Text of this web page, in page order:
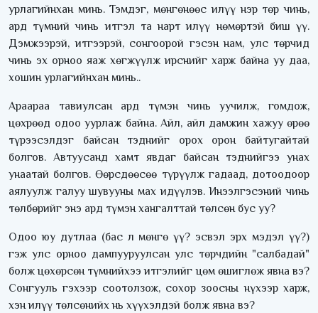
урлагийнхан минь. Тэмдэг, мөнгөнөөс илүү нэр төр чинь,
ард түмний чинь итгэл та нарт илүү нөмөртэй биш үү.
Дэмжээрэй, итгээрэй, сонгоорой гэсэн нам, улс төрчид
чинь эх орноо яаж хөгжүүлж ирснийг харж байна уу даа,
хошин урлагийнхан минь..
Араараа тавиулсан ард түмэн чинь уучилж, гомдож,
цөхрөөд одоо уурлаж байна. Айл, айл дамжин хажуу өрөө
түрээсэлдэг байсан тэднийг орох орон байтугайтай
болгов. Автуусанд хамт явдаг байсан тэднийгээ унах
унаатай болгов. Өөрсдөөсөө түрүүлж гадаад, дотоодоор
аялуулж галуу шувууны мах идүүлэв. Инээлгэсэний чинь
төлбөрийг энэ ард түмэн хангалттай төлсөн бус уу?
Одоо юу дутлаа (бас л мөнгө үү? эсвэл эрх мэдэл үү?)
гэж улс орноо дампууруулсан улс төрчдийн "салбадай"
болж цөхөрсөн түмнийхээ итгэлийг цөм өшиглөж явна вэ?
Сонгууль гэхээр соотолзож, сохор зоосны нүхээр харж,
хэн илүү төлсөнийх нь хүүхэлдэй болж явна вэ?